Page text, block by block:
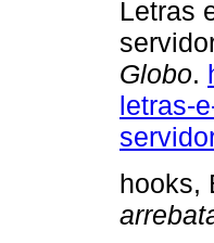
Letras
Globo.
letras-
hooks,